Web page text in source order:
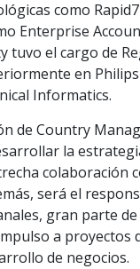
como
Enterprise
tuvo el cargo de
en Philips
Informatics.
de Country
la
colaboración
será el
gran parte
a proyectos
de negocios.